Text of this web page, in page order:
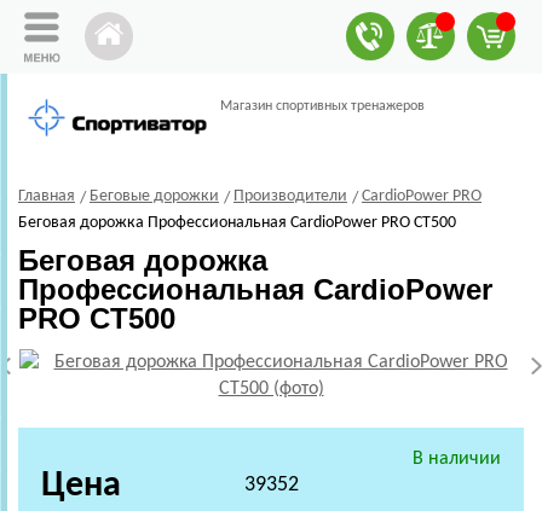
Магазин спортивных тренажеров
Главная Беговые дорожки Производители
CardioPower PRO
Беговая дорожка Профессиональная CardioPower PRO CT500
Беговая дорожка
Профессиональная CardioPower
PRO CT500
В наличии
39352
Цена